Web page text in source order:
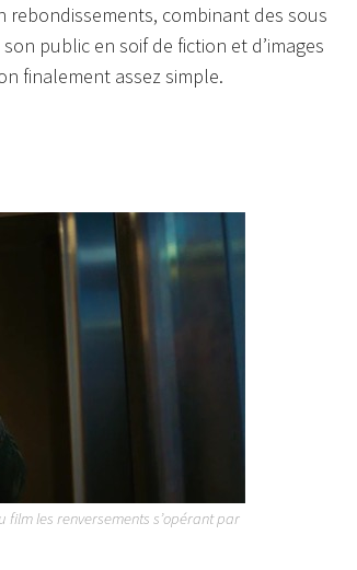
combinant des sous
public en soif de fiction et d’images
finalement assez simple.
les renversements s’opérant par